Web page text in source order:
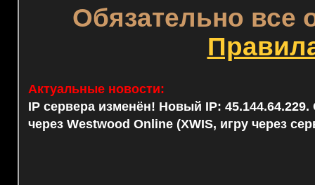
Обязательно все
Актуальные новости:
IP сервера изменён! Новый IP: 45.144.64.229.
через Westwood Online (XWIS, игру через